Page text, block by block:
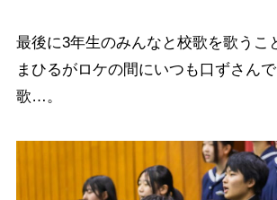
最後に3年生のみんなと校歌を歌うこ
まひるがロケの間にいつも口ずさん
歌…。